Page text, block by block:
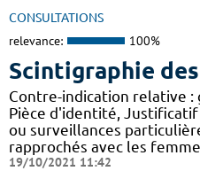
CONSULTATIONS
relevance: 100%
Scintigraphie
Contre-indication relative :
Pièce d'identité,
ou surveillances
rapprochés avec les
19/10/2021 11:42